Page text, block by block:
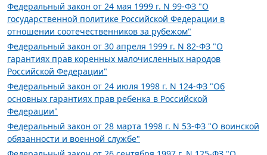
Федеральный закон от 24 мая 1999 г. N 99-ФЗ "О
государственной политике Российской Федерации в
отношении соотечественников за рубежом"
Федеральный закон от 30 апреля 1999 г. N 82-ФЗ "О
гарантиях прав коренных малочисленных народов
Российской Федерации"
Федеральный закон от 24 июля 1998 г. N 124-ФЗ "Об
основных гарантиях прав ребенка в Российской
Федерации"
Федеральный закон от 28 марта 1998 г. N 53-ФЗ "О воинской
обязанности и военной службе"